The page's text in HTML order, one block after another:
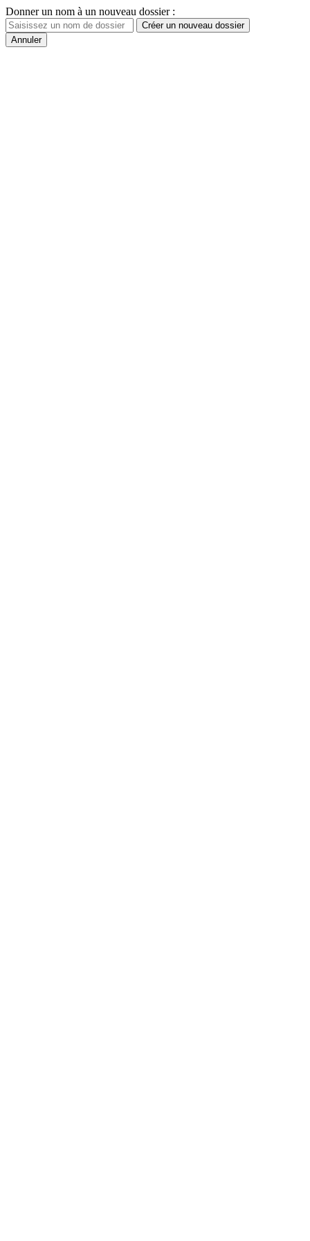
Donner un nom à un nouveau dossier :
Créer un nouveau dossier
Annuler